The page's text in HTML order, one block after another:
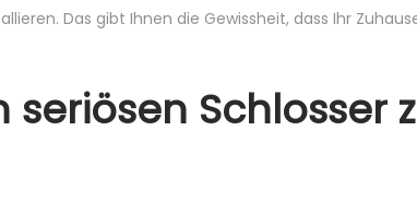
Das gibt Ihnen die Gewissheit, dass Ihr
seriösen Schlosser